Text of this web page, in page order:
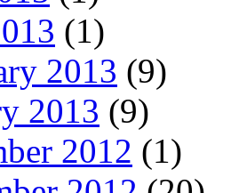
(1)
2013 (9)
2013 (9)
2012 (1)